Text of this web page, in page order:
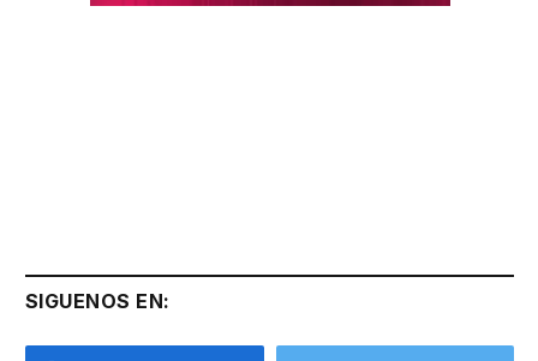
SIGUENOS EN: